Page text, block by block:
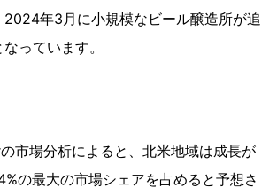
2024年3月に小規模なビール醸造所が追
っています。
市場分析によると、北米地域は成長が
の最大の市場シェアを占めると予想さ